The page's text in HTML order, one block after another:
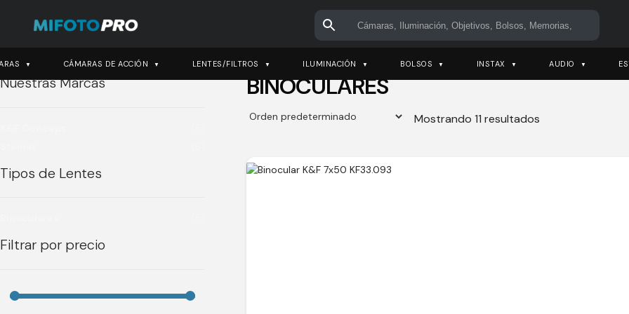
CÁMARAS DE ACCIÓN LENTES/FILTROS ILUMINACIÓN BOLSOS INSTAX AUDIO
BINOCULARES
Mostrando 11 resultados
Nuestras Marcas
Tipos de Lentes
Filtrar por precio